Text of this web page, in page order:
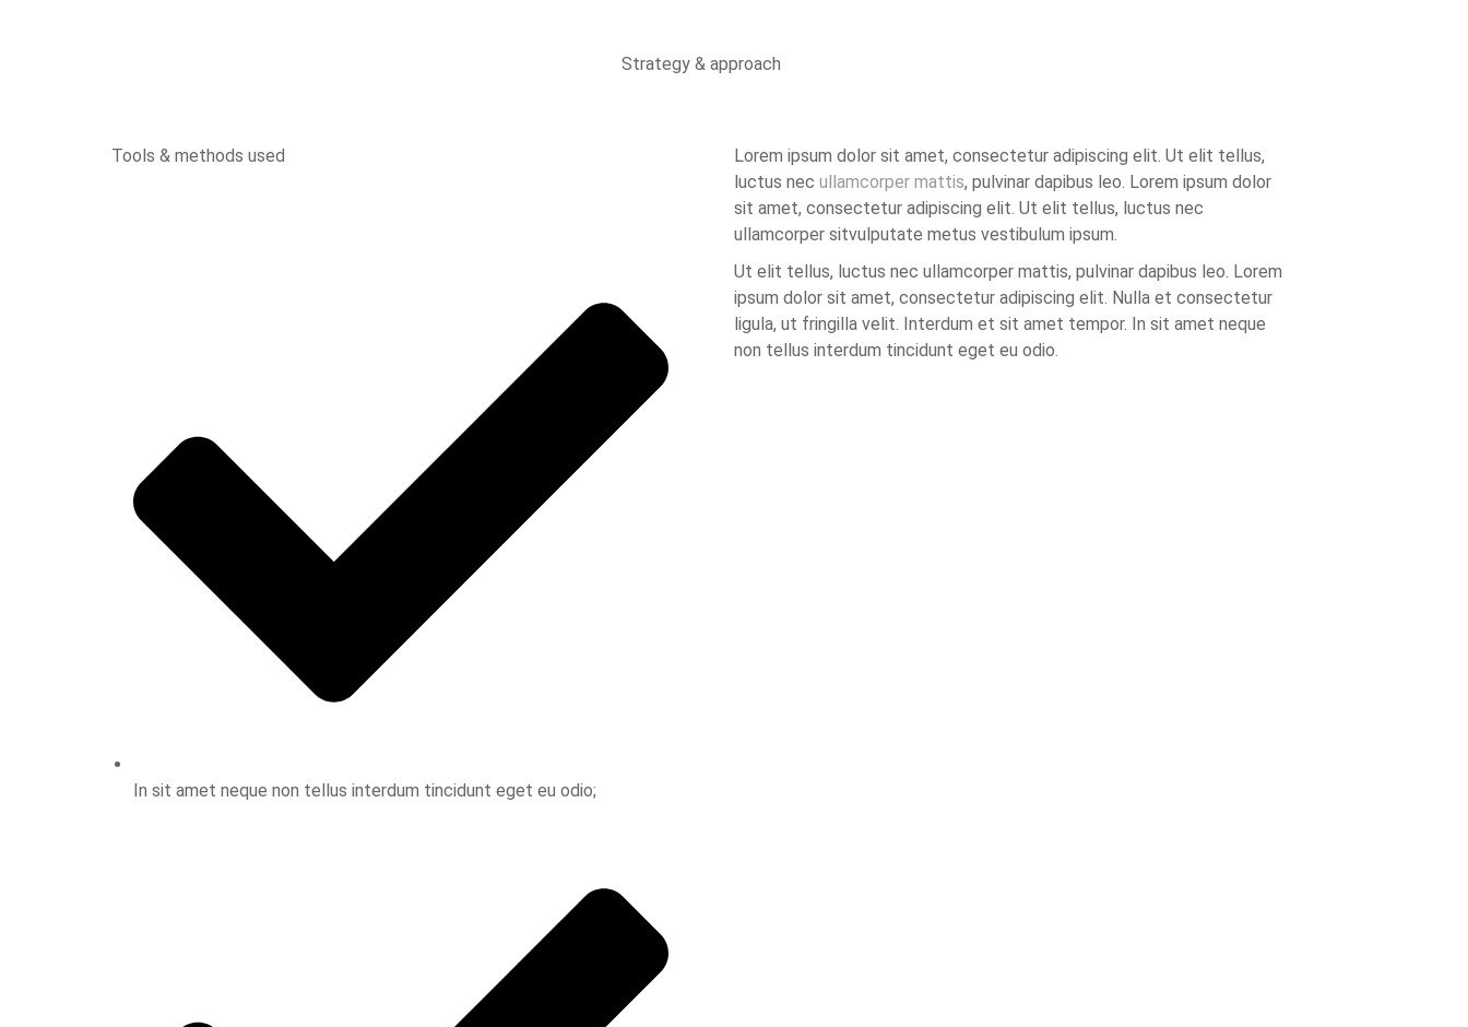
Strategy & approach
Tools & methods used
In sit amet neque non tellus interdum tincidunt eget eu odio;
Lorem ipsum dolor sit amet, consectetur adipiscing elit. Ut elit tellus,
luctus nec ullamcorper mattis, pulvinar dapibus leo. Lorem ipsum dolor
sit amet, consectetur adipiscing elit. Ut elit tellus, luctus nec
ullamcorper sitvulputate metus vestibulum ipsum.
Ut elit tellus, luctus nec ullamcorper mattis, pulvinar dapibus leo. Lorem
ipsum dolor sit amet, consectetur adipiscing elit. Nulla et consectetur
ligula, ut fringilla velit. Interdum et sit amet tempor. In sit amet neque
non tellus interdum tincidunt eget eu odio.